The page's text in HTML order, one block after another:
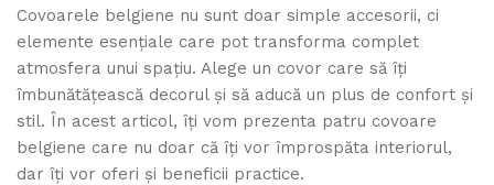
Covoarele belgiene nu sunt doar simple accesorii, ci
elemente esențiale care pot transforma complet
atmosfera unui spațiu. Alege un covor care să îți
îmbunătățească decorul și să aducă un plus de confort și
stil. În acest articol, îți vom prezenta patru covoare
belgiene care nu doar că îți vor împrospăta interiorul,
dar îți vor oferi și beneficii practice.